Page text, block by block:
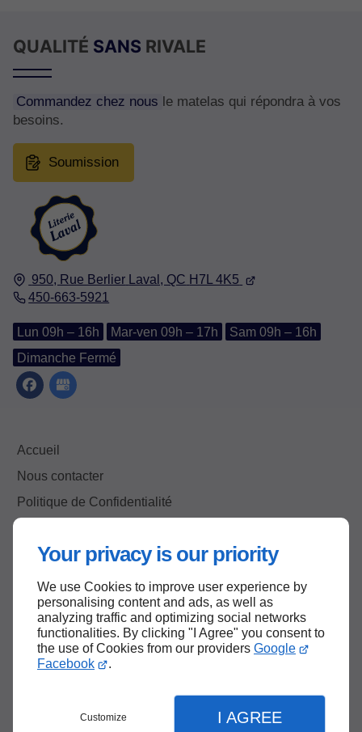
Your privacy is our priority
We use Cookies to improve user experience by
personalising content and ads, as well as
analyzing traffic and optimizing social networks
functionalities. By clicking "I Agree" you consent to
the use of Cookies from our providers Google
Facebook
.
Customize I AGREE
950, Rue Berlier Laval, QC H7L 4K5
450-663-5921
Lun 09h – 16h Mar-ven 09h – 17h
Sam 09h – 16h
Dimanche Fermé
Accueil
Nous contacter
Politique de Confidentialité
QUALITÉ SANS RIVALE
Commandez chez nous le matelas qui répondra à vos
besoins.
Soumission
Haut de page